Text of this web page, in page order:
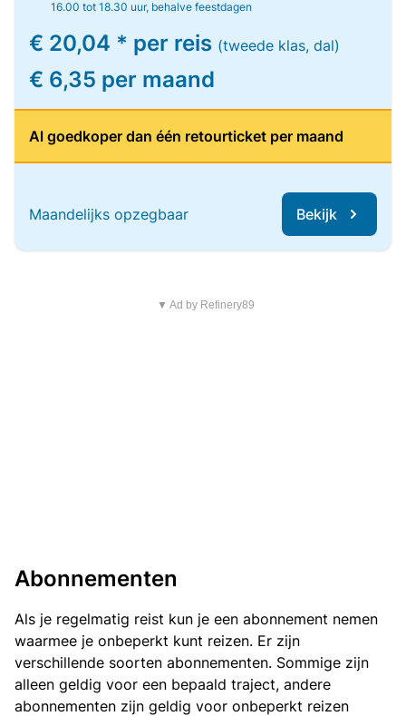
16.00 tot 18.30 uur, behalve feestdagen
€ 20,04 * per reis (tweede klas, dal)
€ 6,35 per maand
Al goedkoper dan één retourticket per maand
Maandelijks opzegbaar Bekijk
▼ Ad by Refinery89
Abonnementen
Als je regelmatig reist kun je een abonnement nemen
waarmee je onbeperkt kunt reizen. Er zijn
verschillende soorten abonnementen. Sommige zijn
alleen geldig voor een bepaald traject, andere
abonnementen zijn geldig voor onbeperkt reizen